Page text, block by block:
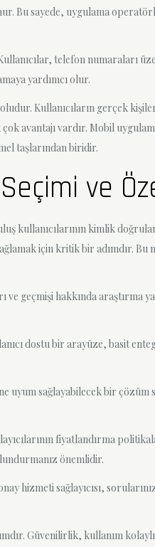
Bu sayede, uygulama
telefon numaraları
yardımcı olur.
Kullanıcıların gerçek
avantajı vardır. Mobil
taşlarından biridir.
ve
kimlik
için kritik bir adımdır.
geçmişi hakkında araştırma
dostu bir arayüze, basit
uyum sağlayabilecek bir
fiyatlandırma
önemlidir.
sağlayıcısı,
Güvenilirlik, kullanım